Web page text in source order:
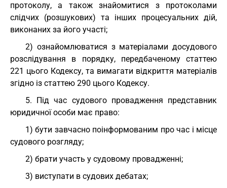
протоколу, а також знайомитися з протоколами
слідчих (розшукових) та інших процесуальних дій,
виконаних за його участі;
2) ознайомлюватися з матеріалами досудового
розслідування в порядку, передбаченому статтею
221 цього Кодексу, та вимагати відкриття матеріалів
згідно із статтею 290 цього Кодексу.
5. Під час судового провадження представник
юридичної особи має право:
1) бути завчасно поінформованим про час і місце
судового розгляду;
2) брати участь у судовому провадженні;
3) виступати в судових дебатах;